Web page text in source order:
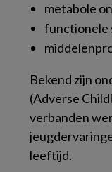
metabole
functionele
Bekend zijn
(Adverse
verbanden
leeftijd.